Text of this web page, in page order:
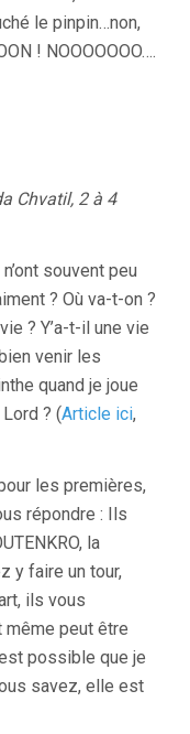
le pinpin…non,
! NOOOOOOO….
Chvatil, 2 à 4
souvent peu
? Où va-t-on ?
? Y’a-t-il une vie
venir les
quand je joue
? (Article ici,
les premières,
répondre : Ils
la
y faire un tour,
ils vous
peut être
possible que je
savez, elle est